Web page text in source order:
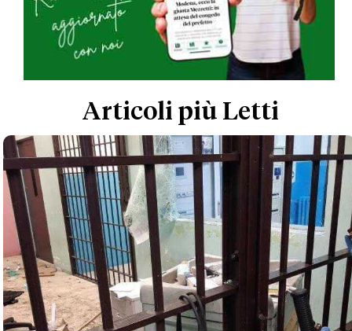
Articoli più Letti